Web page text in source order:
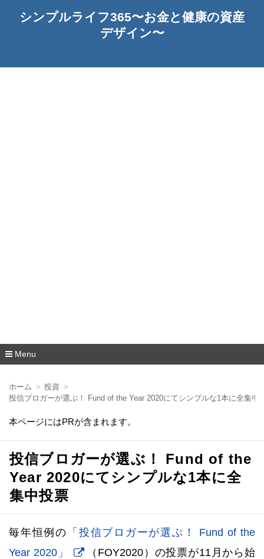
シンプルライフ365〜お金と健康の資産
デザイン〜
Menu
動
ホーム
投資
投信ブロガーが選ぶ！ Fund of the Year 2020にてシンプルな1本に全集中
本ページにはPRが含まれます。
投信ブロガーが選ぶ！ Fund of the
Year 2020にてシンプルな1本に全
集中投票
毎年恒例の 「投信ブロガーが選ぶ！ Fund of the
Year 2020」
（FOY2020）の投票が11月から始